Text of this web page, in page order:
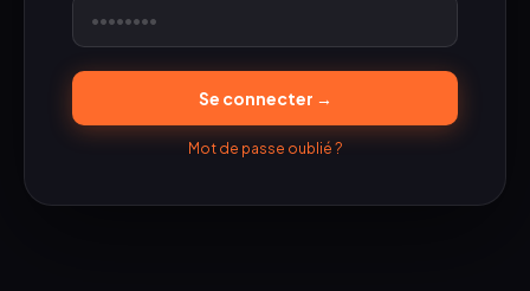
Se connecter →
Mot de passe oublié ?